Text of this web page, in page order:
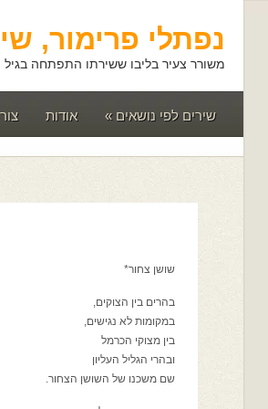
נפתלי פרימור,
משורר צעיר בליבו ששירתו התפתחה בגיל
שירים לפי נושאים » אודות
שושן צחור*
בהרים בין הצוקים,
במקומות לא נגישים,
בין מצוקי הכרמל
ובהרי הגליל העליון
שם משכנו של השושן הצחור.